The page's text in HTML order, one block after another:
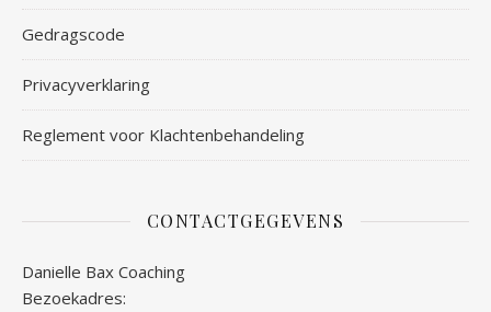
Gedragscode
Privacyverklaring
Reglement voor Klachtenbehandeling
CONTACTGEGEVENS
Danielle Bax Coaching
Bezoekadres: